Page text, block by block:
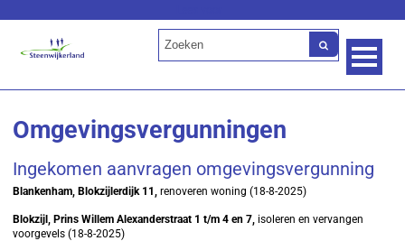
Omgevingsvergunningen
Ingekomen aanvragen omgevingsvergunning
Blankenham, Blokzijlerdijk 11, renoveren woning (18-8-2025)
Blokzijl, Prins Willem Alexanderstraat 1 t/m 4 en 7, isoleren en vervangen
voorgevels (18-8-2025)